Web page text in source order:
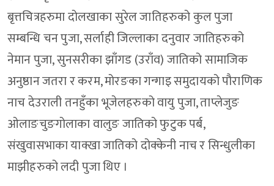
बृत्तचित्रहरुमा दोलखाका सुरेल जातिहरुको कुल पुजा
सम्बन्धि चन पुजा, सर्लाही जिल्लाका दनुवार जातिहरुको
नेमान पुजा, सुनसरीका झाँगड (उराँव) जातिको सामाजिक
अनुष्ठान जतरा र करम, मोरङका गन्गाइ समुदायको पौराणिक
नाच देउराली तनहुँका भूजेलहरुको वायु पुजा, ताप्लेजुङ
ओलाङचुङगोलाका वालुङ जातिको फुटुक पर्ब,
संखुवासभाका याक्खा जातिको दोक्केनी नाच र सिन्धुलीका
माझीहरुको लदी पुजा थिए ।